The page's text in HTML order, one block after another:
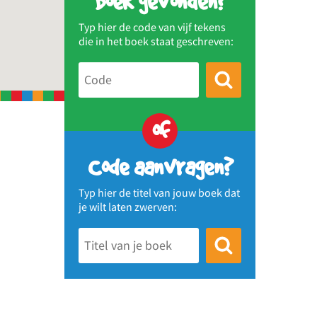
Typ hier de code van vijf tekens
die in het boek staat geschreven:
of
Code aanvragen?
Typ hier de titel van jouw boek dat
je wilt laten zwerven: